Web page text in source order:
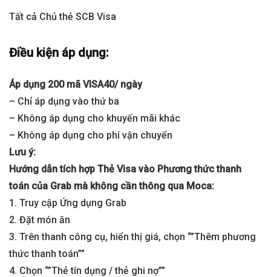
Tất cả Chủ thẻ SCB Visa
Điều kiện áp dụng:
Áp dụng 200 mã VISA40/ ngày
– Chỉ áp dụng vào thứ ba
– Không áp dụng cho khuyến mãi khác
– Không áp dụng cho phí vận chuyển
Lưu ý:
Hướng dẫn tích hợp Thẻ Visa vào Phương thức thanh
toán của Grab mà không cần thông qua Moca:
1. Truy cập Ứng dụng Grab
2. Đặt món ăn
3. Trên thanh công cụ, hiển thị giá, chọn “”Thêm phương
thức thanh toán””
4. Chọn “”Thẻ tín dụng / thẻ ghi nợ””